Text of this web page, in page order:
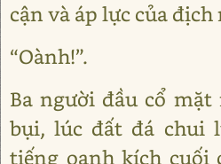
cận và áp lực của địch
“Oành!”.
Ba người đầu cổ
bụi, lúc đất đá chui
tiếng oanh kích cuối